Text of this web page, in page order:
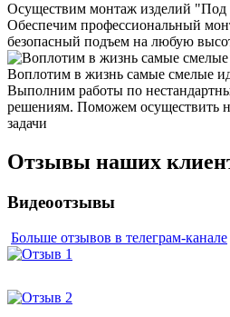
Осуществим монтаж изделий
Обеспечим профессиональный
безопасный подъем на любую
Воплотим в жизнь самые смелые
Выполним работы по
решениям. Поможем осуществить
задачи
Отзывы наших
Видеоотзывы
Больше отзывов в телеграм-канале